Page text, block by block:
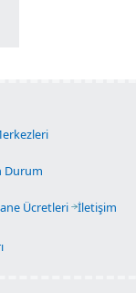
Durum
Ücretleri İletişim